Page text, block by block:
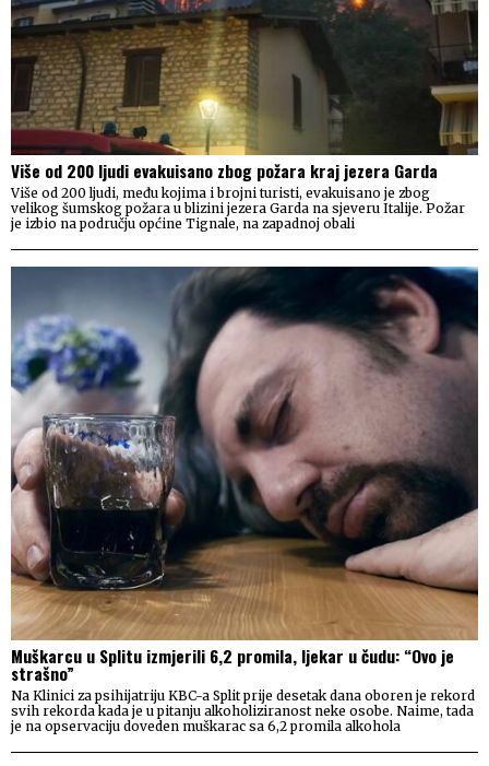
Više od 200 ljudi evakuisano zbog požara kraj jezera Garda
Više od 200 ljudi, među kojima i brojni turisti, evakuisano je zbog
velikog šumskog požara u blizini jezera Garda na sjeveru Italije. Požar
je izbio na području općine Tignale, na zapadnoj obali
Muškarcu u Splitu izmjerili 6,2 promila, ljekar u čudu: “Ovo je
strašno”
Na Klinici za psihijatriju KBC-a Split prije desetak dana oboren je rekord
svih rekorda kada je u pitanju alkoholiziranost neke osobe. Naime, tada
je na opservaciju doveden muškarac sa 6,2 promila alkohola